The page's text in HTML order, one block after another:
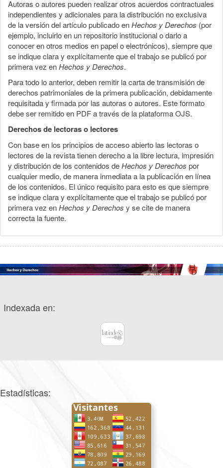
Autoras o autores pueden realizar otros acuerdos contractuales
independientes y adicionales para la distribución no exclusiva
de la versión del artículo publicado enHechos y Derechos (por
ejemplo, incluirlo en un repositorio institucional o darlo a
conocer en otros medios en papel o electrónicos), siempre que
se indique clara y explícitamente que el trabajo se publicó por
primera vez enHechos y Derechos.
Para todo lo anterior, deben remitir la carta de transmisión de
derechos patrimoniales de la primera publicación, debidamente
requisitada y firmada por las autoras o autores. Este formato
debe ser remitido en PDF a través de la plataforma OJS.
Derechos de lectoras o lectores
Con base en los principios de acceso abierto las lectoras o
lectores de la revista tienen derecho a la libre lectura, impresión
y distribución de los contenidos deHechos y Derechos por
cualquier medio, de manera inmediata a la publicación en línea
de los contenidos. El único requisito para esto es que siempre
se indique clara y explícitamente que el trabajo se publicó por
primera vez enHechos y Derechos y se cite de manera
correcta la fuente.
Indexada en:
Estadísticas: